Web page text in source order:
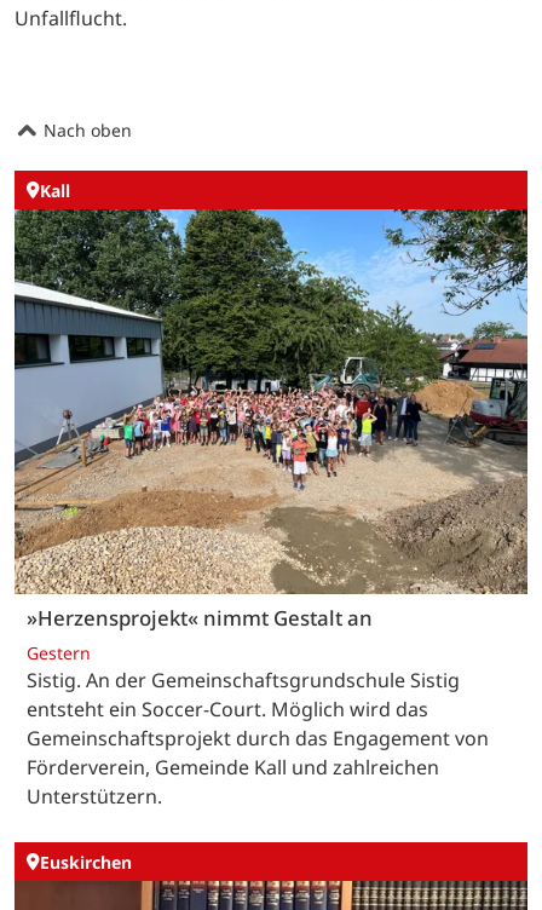
Unfallflucht.
Nach oben
Kall
»Herzensprojekt« nimmt Gestalt an
Gestern
Sistig. An der Gemeinschaftsgrundschule Sistig
entsteht ein Soccer-Court. Möglich wird das
Gemeinschaftsprojekt durch das Engagement von
Förderverein, Gemeinde Kall und zahlreichen
Unterstützern.
Euskirchen